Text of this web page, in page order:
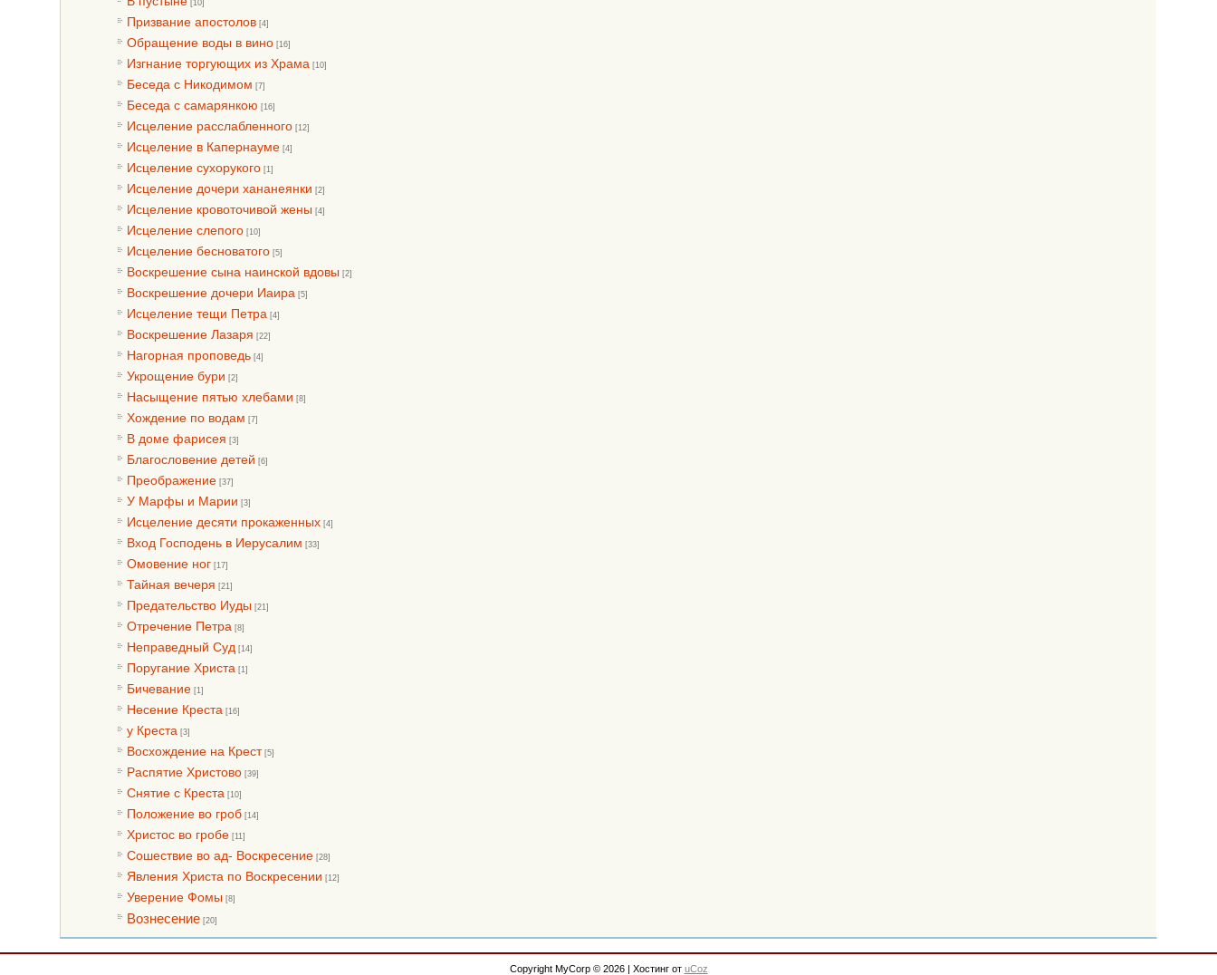
[10]
Призвание апостолов [4]
Обращение воды в вино [16]
Изгнание торгующих из Храма [10]
Беседа с Никодимом [7]
Беседа с самарянкою [16]
Исцеление расслабленного [12]
Исцеление в Капернауме [4]
Исцеление сухорукого [1]
Исцеление дочери хананеянки [2]
Исцеление кровоточивой жены [4]
Исцеление слепого [10]
Исцеление бесноватого [5]
Воскрешение сына наинской вдовы [2]
Воскрешение дочери Иаира [5]
Исцеление тещи Петра [4]
Воскрешение Лазаря [22]
Нагорная проповедь [4]
Укрощение бури [2]
Насыщение пятью хлебами [8]
Хождение по водам [7]
В доме фарисея [3]
Благословение детей [6]
Преображение [37]
У Марфы и Марии [3]
Исцеление десяти прокаженных [4]
Вход Господень в Иерусалим [33]
Омовение ног [17]
Тайная вечеря [21]
Предательство Иуды [21]
Отречение Петра [8]
Неправедный Суд [14]
Поругание Христа [1]
Бичевание [1]
Несение Креста [16]
у Креста [3]
Восхождение на Крест [5]
Распятие Христово [39]
Снятие с Креста [10]
Положение во гроб [14]
Христос во гробе [11]
Сошествие во ад- Воскресение [28]
Явления Христа по Воскресении [12]
Уверение Фомы [8]
Вознесение [20]
Copyright MyCorp © 2026| Хостинг от uCoz